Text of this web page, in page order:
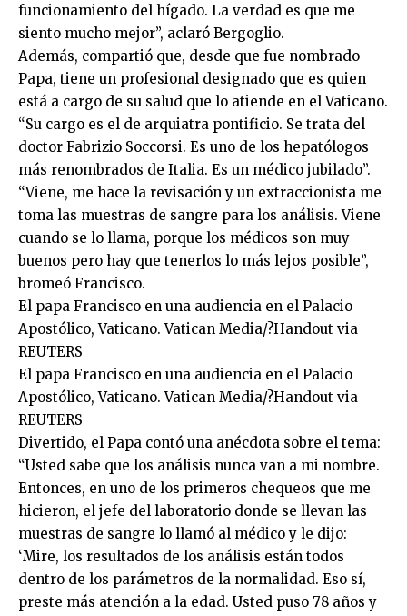
funcionamiento del hígado. La verdad es que me
siento mucho mejor”, aclaró Bergoglio.
Además, compartió que, desde que fue nombrado
Papa, tiene un profesional designado que es quien
está a cargo de su salud que lo atiende en el Vaticano.
“Su cargo es el de arquiatra pontificio. Se trata del
doctor Fabrizio Soccorsi. Es uno de los hepatólogos
más renombrados de Italia. Es un médico jubilado”.
“Viene, me hace la revisación y un extraccionista me
toma las muestras de sangre para los análisis. Viene
cuando se lo llama, porque los médicos son muy
buenos pero hay que tenerlos lo más lejos posible”,
bromeó Francisco.
El papa Francisco en una audiencia en el Palacio
Apostólico, Vaticano. Vatican Media/?Handout via
REUTERS
El papa Francisco en una audiencia en el Palacio
Apostólico, Vaticano. Vatican Media/?Handout via
REUTERS
Divertido, el Papa contó una anécdota sobre el tema:
“Usted sabe que los análisis nunca van a mi nombre.
Entonces, en uno de los primeros chequeos que me
hicieron, el jefe del laboratorio donde se llevan las
muestras de sangre lo llamó al médico y le dijo:
‘Mire, los resultados de los análisis están todos
dentro de los parámetros de la normalidad. Eso sí,
preste más atención a la edad. Usted puso 78 años y